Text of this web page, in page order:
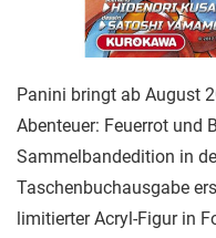
Panini bringt ab August
Abenteuer: Feuerrot und
Sammelbandedition in
Taschenbuchausgabe
limitierter Acryl-Figur in